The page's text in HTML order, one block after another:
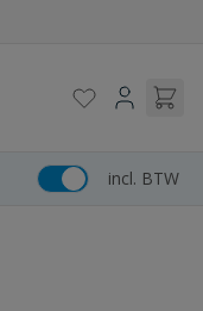
incl. BTW